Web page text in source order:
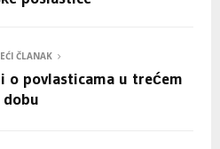
ČLANAK
o povlasticama u trećem
dobu